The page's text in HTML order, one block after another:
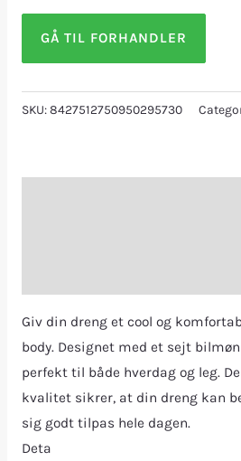
GÅ TIL FORHANDLER
SKU:8427512750950295730
Giv din dreng et cool og
body. Designet med et sejt
perfekt til både hverdag og leg.
kvalitet sikrer, at din dreng kan
sig godt tilpas hele dagen.
Deta